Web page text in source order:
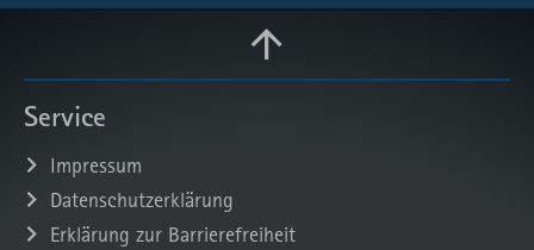
Service
Impressum
Datenschutzerklärung
Erklärung zur Barrierefreiheit